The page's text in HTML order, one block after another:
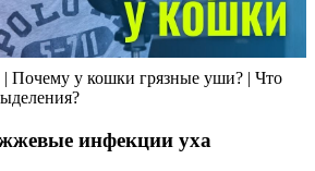
Почему у кошки грязные уши? | Что
инфекции уха